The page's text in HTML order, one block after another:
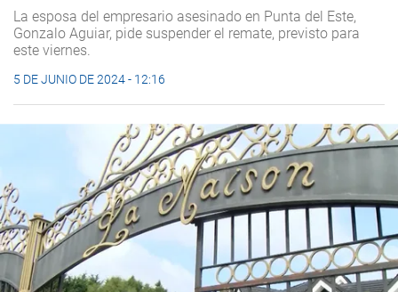
La esposa del empresario asesinado en Punta del Este,
Gonzalo Aguiar, pide suspender el remate, previsto para
este viernes.
5 DE JUNIO DE 2024 - 12:16